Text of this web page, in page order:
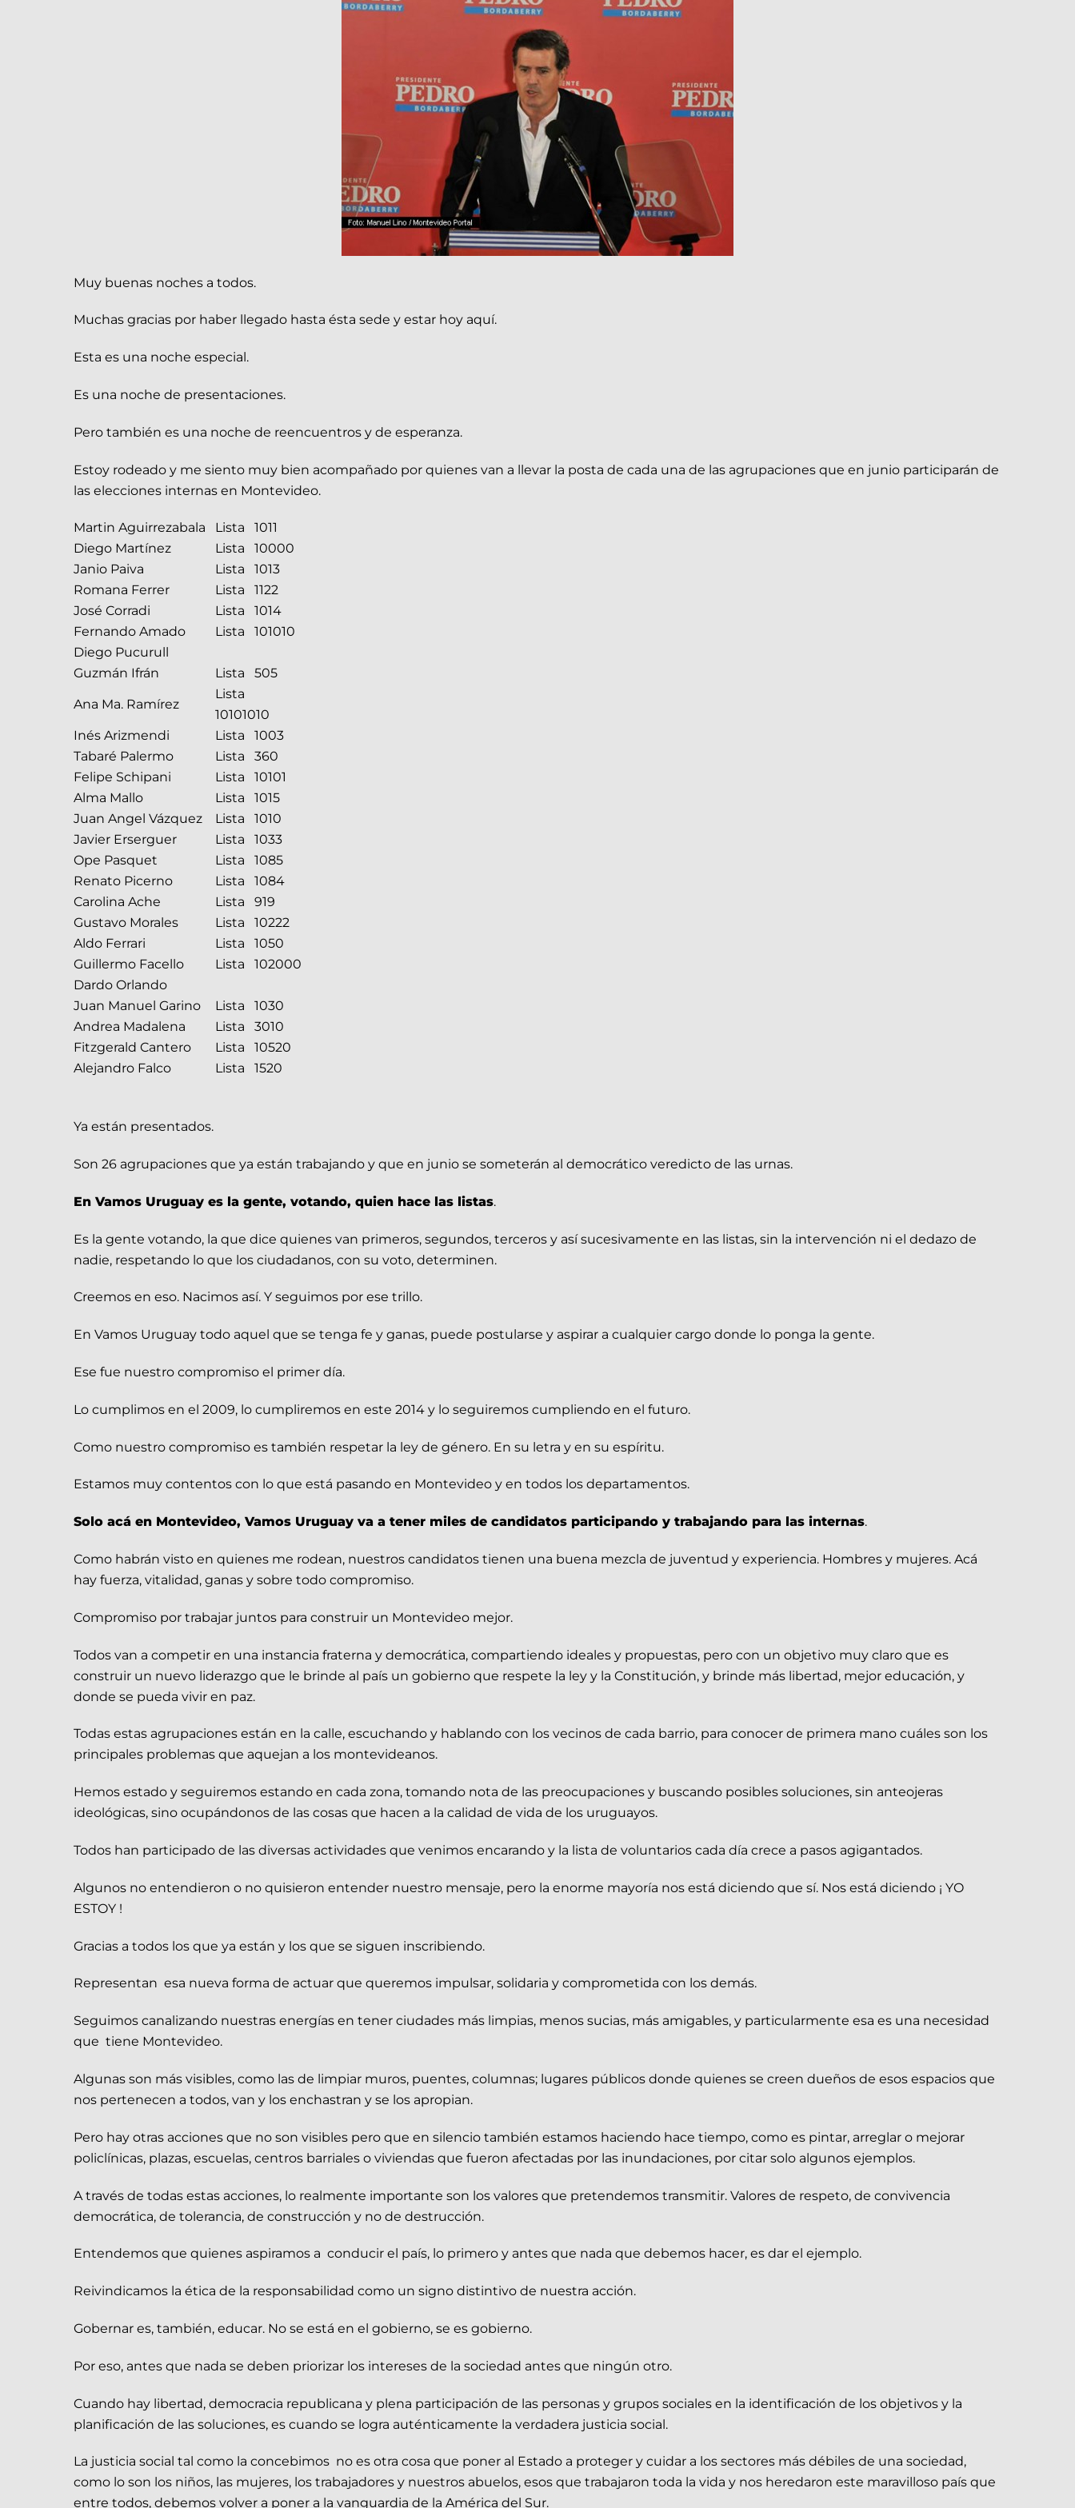
Muy buenas noches a todos.
Muchas gracias por haber llegado hasta ésta sede y estar hoy aquí.
Esta es una noche especial.
Es una noche de presentaciones.
Pero también es una noche de reencuentros y de esperanza.
Estoy rodeado y me siento muy bien acompañado por quienes van a llevar la posta de cada una de las agrupaciones que en junio participarán de
las elecciones internas en Montevideo.
Martin Aguirrezabala
Lista 1011
Diego Martínez
Lista 10000
Janio Paiva
Lista 1013
Romana Ferrer
Lista 1122
José Corradi
Lista 1014
Fernando Amado
Lista 101010
Diego Pucurull
Guzmán Ifrán
Lista 505
Ana Ma. Ramírez
Lista
10101010
Inés Arizmendi
Lista 1003
Tabaré Palermo
Lista 360
Felipe Schipani
Lista 10101
Alma Mallo
Lista 1015
Juan Angel Vázquez
Lista 1010
Javier Erserguer
Lista 1033
Ope Pasquet
Lista 1085
Renato Picerno
Lista 1084
Carolina Ache
Lista 919
Gustavo Morales
Lista 10222
Aldo Ferrari
Lista 1050
Guillermo Facello
Lista 102000
Dardo Orlando
Juan Manuel Garino
Lista 1030
Andrea Madalena
Lista 3010
Fitzgerald Cantero
Lista 10520
Alejandro Falco
Lista 1520
Ya están presentados.
Son 26 agrupaciones que ya están trabajando y que en junio se someterán al democrático veredicto de las urnas.
En Vamos Uruguay es la gente, votando, quien hace las listas.
Es la gente votando, la que dice quienes van primeros, segundos, terceros y así sucesivamente en las listas, sin la intervención ni el dedazo de
nadie, respetando lo que los ciudadanos, con su voto, determinen.
Creemos en eso. Nacimos así. Y seguimos por ese trillo.
En Vamos Uruguay todo aquel que se tenga fe y ganas, puede postularse y aspirar a cualquier cargo donde lo ponga la gente.
Ese fue nuestro compromiso el primer día.
Lo cumplimos en el 2009, lo cumpliremos en este 2014 y lo seguiremos cumpliendo en el futuro.
Como nuestro compromiso es también respetar la ley de género. En su letra y en su espíritu.
Estamos muy contentos con lo que está pasando en Montevideo y en todos los departamentos.
Solo acá en Montevideo, Vamos Uruguay va a tener miles de candidatos participando y trabajando para las internas.
Como habrán visto en quienes me rodean, nuestros candidatos tienen una buena mezcla de juventud y experiencia. Hombres y mujeres. Acá
hay fuerza, vitalidad, ganas y sobre todo compromiso.
Compromiso por trabajar juntos para construir un Montevideo mejor.
Todos van a competir en una instancia fraterna y democrática, compartiendo ideales y propuestas, pero con un objetivo muy claro que es
construir un nuevo liderazgo que le brinde al país un gobierno que respete la ley y la Constitución, y brinde más libertad, mejor educación, y
donde se pueda vivir en paz.
Todas estas agrupaciones están en la calle, escuchando y hablando con los vecinos de cada barrio, para conocer de primera mano cuáles son los
principales problemas que aquejan a los montevideanos.
Hemos estado y seguiremos estando en cada zona, tomando nota de las preocupaciones y buscando posibles soluciones, sin anteojeras
ideológicas, sino ocupándonos de las cosas que hacen a la calidad de vida de los uruguayos.
Todos han participado de las diversas actividades que venimos encarando y la lista de voluntarios cada día crece a pasos agigantados.
Algunos no entendieron o no quisieron entender nuestro mensaje, pero la enorme mayoría nos está diciendo que sí. Nos está diciendo ¡ YO
ESTOY !
Gracias a todos los que ya están y los que se siguen inscribiendo.
Representan esa nueva forma de actuar que queremos impulsar, solidaria y comprometida con los demás.
Seguimos canalizando nuestras energías en tener ciudades más limpias, menos sucias, más amigables, y particularmente esa es una necesidad
que tiene Montevideo.
Algunas son más visibles, como las de limpiar muros, puentes, columnas; lugares públicos donde quienes se creen dueños de esos espacios que
nos pertenecen a todos, van y los enchastran y se los apropian.
Pero hay otras acciones que no son visibles pero que en silencio también estamos haciendo hace tiempo, como es pintar, arreglar o mejorar
policlínicas, plazas, escuelas, centros barriales o viviendas que fueron afectadas por las inundaciones, por citar solo algunos ejemplos.
A través de todas estas acciones, lo realmente importante son los valores que pretendemos transmitir. Valores de respeto, de convivencia
democrática, de tolerancia, de construcción y no de destrucción.
Entendemos que quienes aspiramos a conducir el país, lo primero y antes que nada que debemos hacer, es dar el ejemplo.
Reivindicamos la ética de la responsabilidad como un signo distintivo de nuestra acción.
Gobernar es, también, educar. No se está en el gobierno, se es gobierno.
Por eso, antes que nada se deben priorizar los intereses de la sociedad antes que ningún otro.
Cuando hay libertad, democracia republicana y plena participación de las personas y grupos sociales en la identificación de los objetivos y la
planificación de las soluciones, es cuando se logra auténticamente la verdadera justicia social.
La justicia social tal como la concebimos no es otra cosa que poner al Estado a proteger y cuidar a los sectores más débiles de una sociedad,
como lo son los niños, las mujeres, los trabajadores y nuestros abuelos, esos que trabajaron toda la vida y nos heredaron este maravilloso país que
entre todos, debemos volver a poner a la vanguardia de la América del Sur.